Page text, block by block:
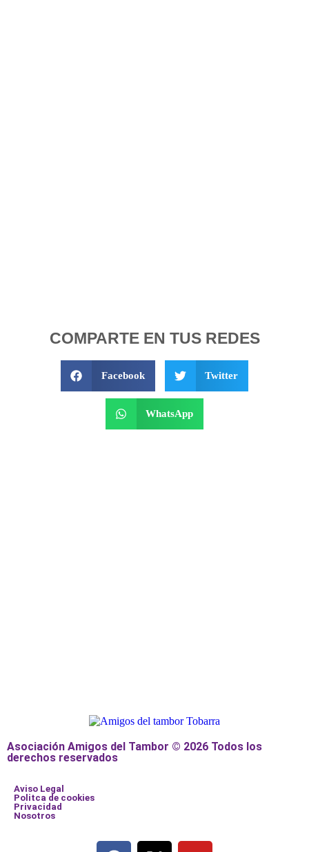
COMPARTE EN TUS REDES
Facebook Twitter
WhatsApp
Asociación Amigos del Tambor © 2026 Todos los
derechos reservados
Aviso Legal
Politca de cookies
Privacidad
Nosotros